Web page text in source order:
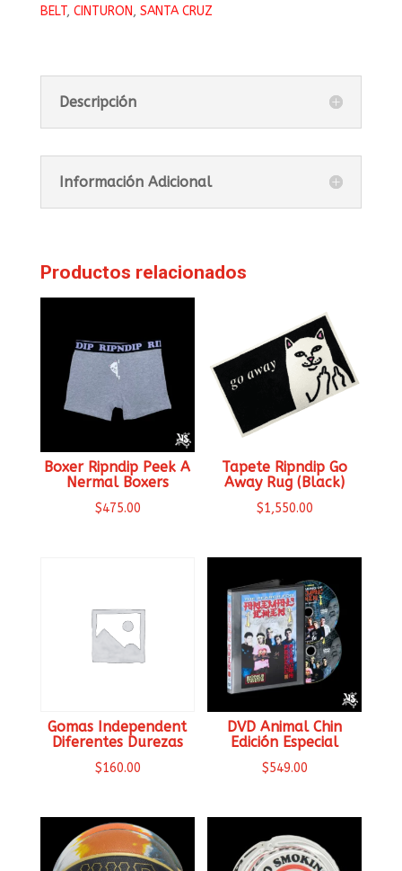
BELT, CINTURON, SANTA CRUZ
Descripción
Información Adicional
Productos relacionados
Boxer Ripndip Peek A
Nermal Boxers
$475.00
Tapete Ripndip Go
Away Rug (Black)
$1,550.00
Gomas Independent
Diferentes Durezas
$160.00
DVD Animal Chin
Edición Especial
$549.00